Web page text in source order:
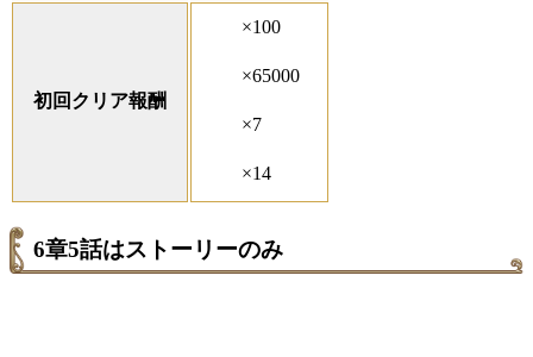
初回クリア報酬
×100
×65000
×7
×14
6章5話はストーリーのみ